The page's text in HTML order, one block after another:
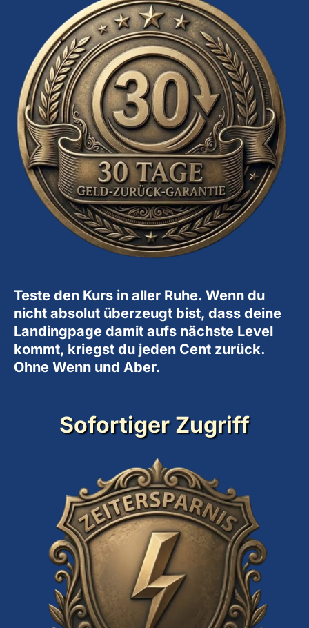
Teste den Kurs in aller Ruhe. Wenn du
nicht absolut überzeugt bist, dass deine
Landingpage damit aufs nächste Level
kommt, kriegst du jeden Cent zurück.
Ohne Wenn und Aber.
Sofortiger Zugriff